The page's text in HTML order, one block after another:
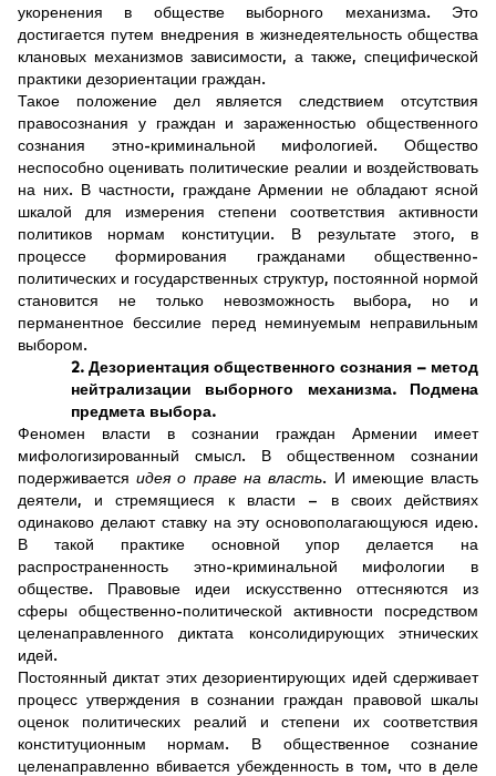
укоренения в обществе выборного механизма. Это
достигается путем внедрения в жизнедеятельность общества
клановых механизмов зависимости, а также, специфической
практики дезориентации граждан.
Такое положение дел является следствием отсутствия
правосознания у граждан и зараженностью общественного
сознания этно-криминальной мифологией. Общество
неспособно оценивать политические реалии и воздействовать
на них. В частности, граждане Армении не обладают ясной
шкалой для измерения степени соответствия активности
политиков нормам конституции. В результате этого, в
процессе формирования гражданами общественно-
политических и государственных структур, постоянной нормой
становится не только невозможность выбора, но и
перманентное бессилие перед неминуемым неправильным
выбором.
2. Дезориентация общественного сознания – метод
нейтрализации выборного механизма. Подмена
предмета выбора.
Феномен власти в сознании граждан Армении имеет
мифологизированный смысл. В общественном сознании
подерживаетсяидея о праве на власть. И имеющие власть
деятели, и стремящиеся к власти – в своих действиях
одинаково делают ставку на эту основополагающуюся идею.
В такой практике основной упор делается на
распространенность этно-криминальной мифологии в
обществе. Правовые идеи искусственно оттесняются из
сферы общественно-политической активности посредством
целенаправленного диктата консолидирующих этнических
идей.
Постоянный диктат этих дезориентирующих идей сдерживает
процесс утверждения в сознании граждан правовой шкалы
оценок политических реалий и степени их соответствия
конституционным нормам. В общественное сознание
целенаправленно вбивается убежденность в том, что в деле